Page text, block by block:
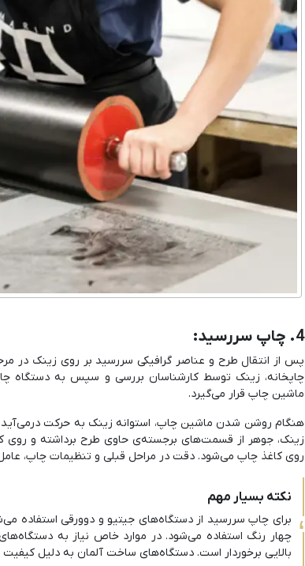
4. چاپ سررسید:
پس از انتقال طرح و عناصر گرافیکی سررسید بر روی زینک در
چاپخانه، زینک توسط کارشناسان بررسی و سپس به دستگاه
ماشین چاپ قرار می‌گیرد.
هنگام روشن شدن ماشین چاپ، استوانه زینک به حرکت
زینک، جوهر از قسمت‌های برجسته‌ی حاوی طرح برداشته و روی
روی کاغذ چاپ می‌شود. دقت در مراحل قبلی و تنظیمات چاپ،
نکته بسیار مهم
برای چاپ سررسید از دستگاه‌های جیتیو و دوورقی استفاده
بالایی برخوردار است. دستگاه‌های ساخت آلمان به دلیل